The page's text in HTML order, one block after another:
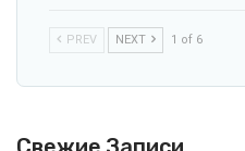
PREV NEXT 1 of 6